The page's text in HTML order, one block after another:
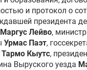
и протокол о
президента
Маргус Лейво,
Урмас Паэт,
Тармо Кыутс,
Выруского уезда